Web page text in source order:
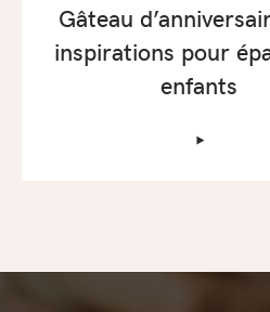
Gâteau
inspirations pour
enfants
‣